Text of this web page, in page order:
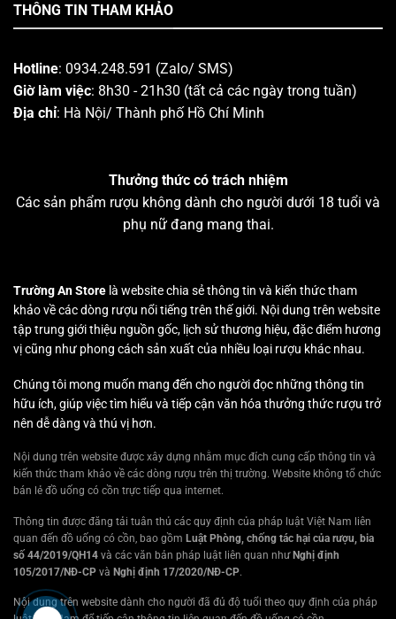
THÔNG TIN THAM KHẢO
Hotline: 0934.248.591 (Zalo/ SMS)
Giờ làm việc: 8h30 - 21h30 (tất cả các ngày trong tuần)
Địa chỉ: Hà Nội/ Thành phố Hồ Chí Minh
Thưởng thức có trách nhiệm
Các sản phẩm rượu không dành cho người dưới 18 tuổi và
phụ nữ đang mang thai.
Trường An Store là website chia sẻ thông tin và kiến thức tham
khảo về các dòng rượu nổi tiếng trên thế giới. Nội dung trên website
tập trung giới thiệu nguồn gốc, lịch sử thương hiệu, đặc điểm hương
vị cũng như phong cách sản xuất của nhiều loại rượu khác nhau.
Chúng tôi mong muốn mang đến cho người đọc những thông tin
hữu ích, giúp việc tìm hiểu và tiếp cận văn hóa thưởng thức rượu trở
nên dễ dàng và thú vị hơn.
Nội dung trên website được xây dựng nhằm mục đích cung cấp thông tin và
kiến thức tham khảo về các dòng rượu trên thị trường. Website không tổ chức
bán lẻ đồ uống có cồn trực tiếp qua internet.
Thông tin được đăng tải tuân thủ các quy định của pháp luật Việt Nam liên
quan đến đồ uống có cồn, bao gồm Luật Phòng, chống tác hại của rượu, bia
số 44/2019/QH14 và các văn bản pháp luật liên quan nhưNghị định
105/2017/NĐ-CP và Nghị định 17/2020/NĐ-CP.
Nội dung trên website dành cho người đã đủ độ tuổi theo quy định của pháp